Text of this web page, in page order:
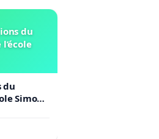
du
du
Simone